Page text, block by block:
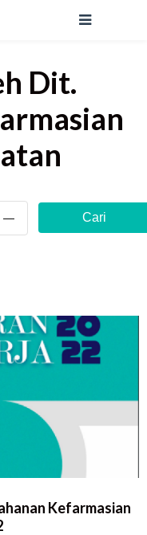
Dit.
Cari
Kefarmasian